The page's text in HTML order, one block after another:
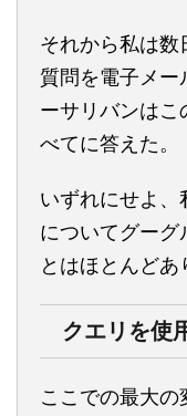
それから私は数
質問を電子メー
ーサリバンはこ
べてに答えた。
いずれにせよ、
についてグーグ
とはほとんどあ
クエリを使
ここでの最大